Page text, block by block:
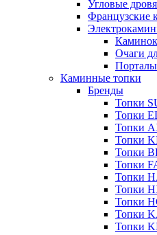
Угловые
Французские
Очаги
Порталы
Каминные топки
Бренды
Топки
Топки
Топки
Топки
Топки
Топки
Топки
Топки
Топки
Топки
Топки